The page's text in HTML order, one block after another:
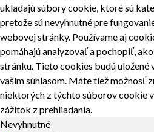
ukladajú súbory cookie, ktoré sú
pretože sú nevyhnutné pre
webovej stránky. Používame aj
pomáhajú analyzovať a pochopiť,
stránku. Tieto cookies budú uložené
vaším súhlasom. Máte tiež možnosť
niektorých z týchto súborov cookie
zážitok z prehliadania.
Nevyhnutné